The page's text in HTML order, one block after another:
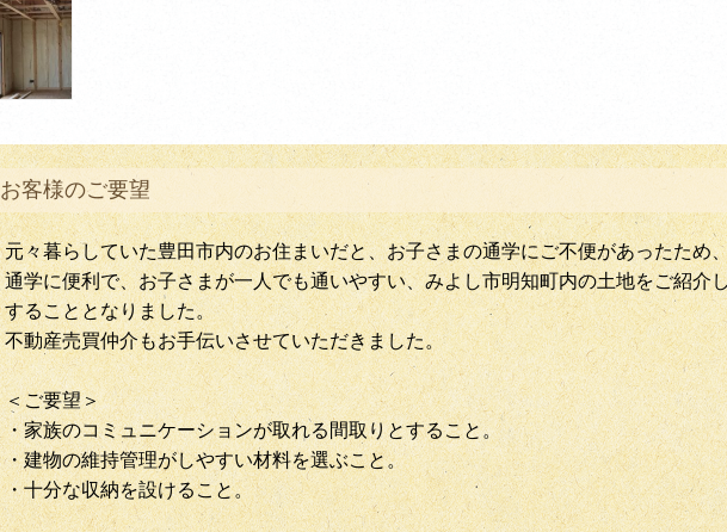
お客様のご要望
元々暮らしていた豊田市内のお住まいだと、お子さまの通学にご不便があったため
通学に便利で、お子さまが一人でも通いやすい、みよし市明知町内の土地をご紹介
することとなりました。
不動産売買仲介もお手伝いさせていただきました。
＜ご要望＞
・家族のコミュニケーションが取れる間取りとすること。
・建物の維持管理がしやすい材料を選ぶこと。
・十分な収納を設けること。